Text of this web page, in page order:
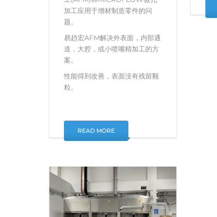
加工应用于增材制造零件的问
题。
易趋宏AFM解决外表面，内部通
道，大腔，或小喷嘴精加工的方
案。
性能得到改善，表面没有残留颗
粒。
READ MORE